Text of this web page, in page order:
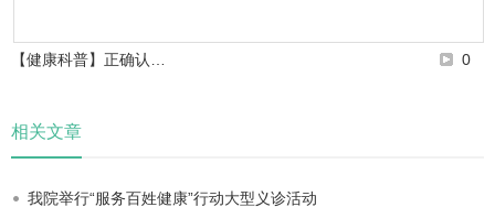
【健康科普】正确认… 0
相关文章
我院举行“服务百姓健康”行动大型义诊活动